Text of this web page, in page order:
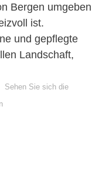
Bergen umgeben
ist.
und gepflegte
Landschaft,
Sehen Sie sich die